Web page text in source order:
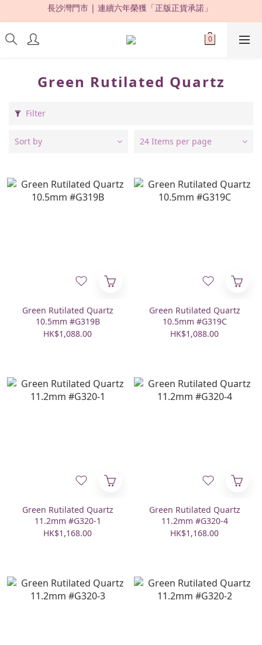
限時優惠：購買滿 HKD500，即享 88 折 !
限時優惠：購買滿 HKD500，即享 88 折 !
▸購買滿HKD500，即享全港免運費 | 全球直送✈️◂
限時優惠：購買滿 HKD500，即享 88 折 !
Green Rutilated Quartz
Filter
Sort by 24 Items per page
Green Rutilated Quartz
10.5mm #G319B
HK$1,088.00
Green Rutilated Quartz
10.5mm #G319C
HK$1,088.00
Green Rutilated Quartz
11.2mm #G320-1
HK$1,168.00
Green Rutilated Quartz
11.2mm #G320-4
HK$1,168.00